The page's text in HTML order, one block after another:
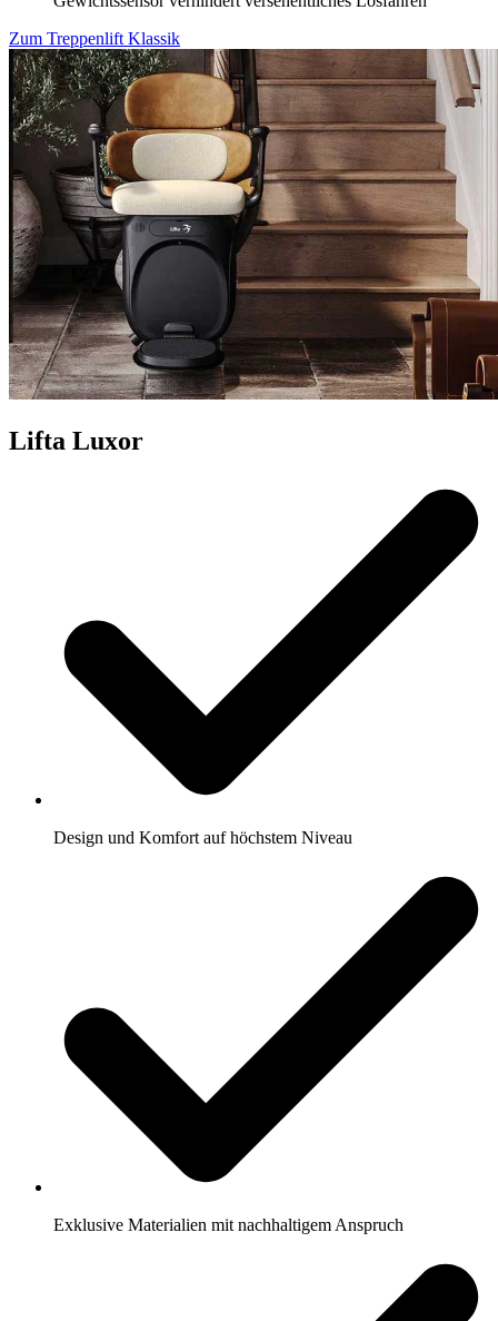
Zum Treppenlift Klassik
Lifta Luxor
Design und Komfort auf höchstem Niveau
Exklusive Materialien mit nachhaltigem Anspruch